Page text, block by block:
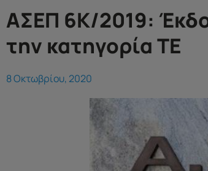
ΑΣΕΠ 6Κ/2019:
την κατηγορία ΤΕ
8 Οκτωβρίου, 2020